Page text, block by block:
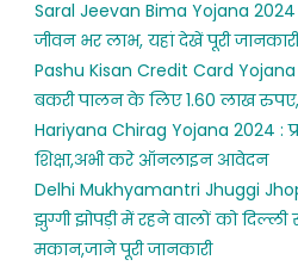
Saral Jeevan Bima Yojana
जीवन भर लाभ, यहां देखें पूरी जानकारी
Pashu Kisan Credit Card Yojana
बकरी पालन के लिए 1.60 लाख
Hariyana Chirag Yojana 2024 :
शिक्षा,अभी करे ऑनलाइन आवेदन
Delhi Mukhyamantri Jhuggi
झुग्गी झोपड़ी में रहने वालों को दिल्ली
मकान,जाने पूरी जानकारी